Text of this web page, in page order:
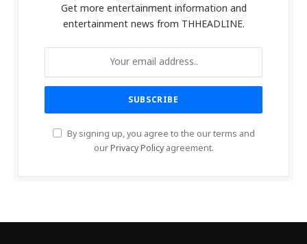
Get more entertainment information and
entertainment news from THHEADLINE.
By signing up, you agree to the our terms and
ourPrivacy Policyagreement.